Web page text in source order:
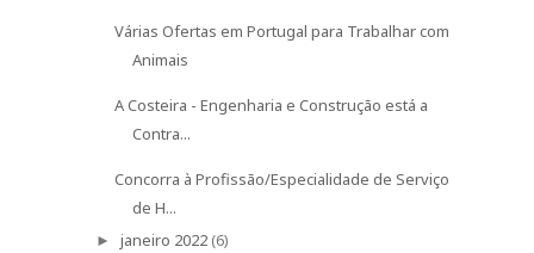
Várias Ofertas em Portugal para Trabalhar com
Animais
A Costeira - Engenharia e Construção está a
Contra...
Concorra à Profissão/Especialidade de Serviço
de H...
► janeiro 2022 (6)